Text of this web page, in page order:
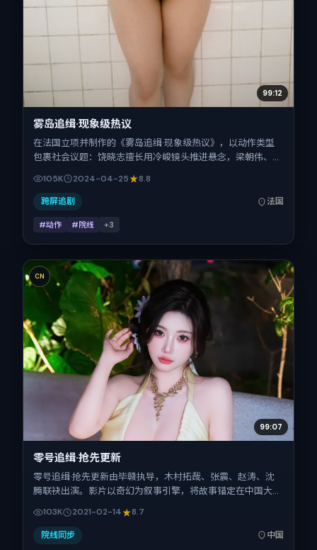
99:12
雾岛追缉·现象级热议
在法国立项并制作的《雾岛追缉·现象级热议》，以动作类型
包裹社会议题：饶晓志擅长用冷峻镜头推进悬念，梁朝伟、热
上映时间：2024-04-25；片长149分钟；适合关注现实质感
与类型片结构的观众。
105K 2024-04-25 8.8
跨屏追剧 法国
#动作 #院线 +3
CN
99:07
零号追缉·抢先更新
零号追缉·抢先更新由毕赣执导，木村拓哉、张震、赵涛、沈
腾联袂出演。影片以奇幻为叙事引擎，将故事锚定在中国大
14日于中国大陆首映（春节档前后），片长128分钟，适合喜
欢强情节与细腻表演的观众。
103K 2021-02-14 8.7
院线同步 中国